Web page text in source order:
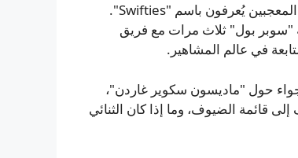
سويفت هي واحدة من أكثر الفنانين شهرة في العالم، ولديها جيش من المعجبين يُعرفون باسم "Swifties".
"سوبر بول" ثلاث مرات مع فريق
حول "ماديسون سكوير غاردن"،
قائمة الضيوف، وما إذا كان الثنائي